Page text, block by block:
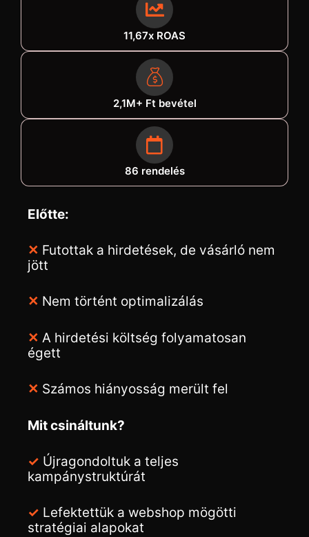
11,67x ROAS
2,1M+ Ft bevétel
86 rendelés
Előtte:
✕ Futottak a hirdetések, de vásárló nem
jött
✕ Nem történt optimalizálás
✕ A hirdetési költség folyamatosan
égett
✕ Számos hiányosság merült fel
Mit csináltunk?
✓ Újragondoltuk a teljes
kampánystruktúrát
✓ Lefektettük a webshop mögötti
stratégiai alapokat